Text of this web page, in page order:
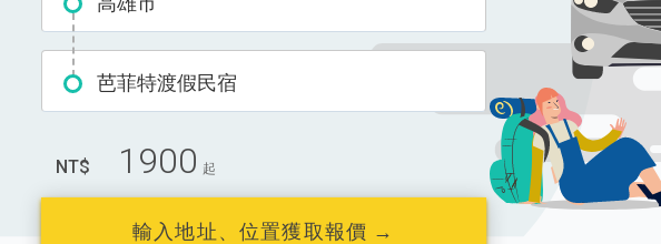
芭菲特渡假民宿
NT$ 1900 起
輸入地址、位置獲取報價 →